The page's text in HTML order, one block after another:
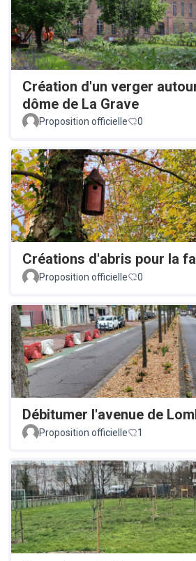
Création d'un verger
dôme de La Grave
Proposition officielle 0
Créations d'abris pour la
Proposition officielle
0
Débitumer l'avenue de
Proposition officielle
1